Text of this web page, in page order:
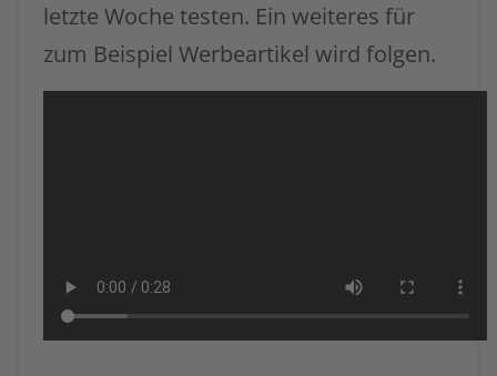
letzte Woche testen. Ein weiteres für
zum Beispiel Werbeartikel wird folgen.